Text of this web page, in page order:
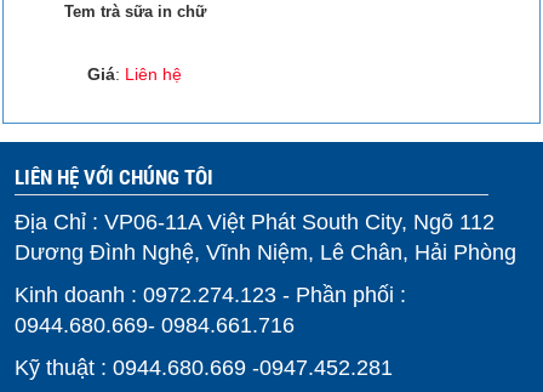
Tem trà sữa in chữ
Giá: Liên hệ
LIÊN HỆ VỚI CHÚNG TÔI
Địa Chỉ : VP06-11A Việt Phát South City, Ngõ 112
Dương Đình Nghệ, Vĩnh Niệm, Lê Chân, Hải Phòng
Kinh doanh : 0972.274.123 - Phần phối :
0944.680.669- 0984.661.716
Kỹ thuật : 0944.680.669 -0947.452.281